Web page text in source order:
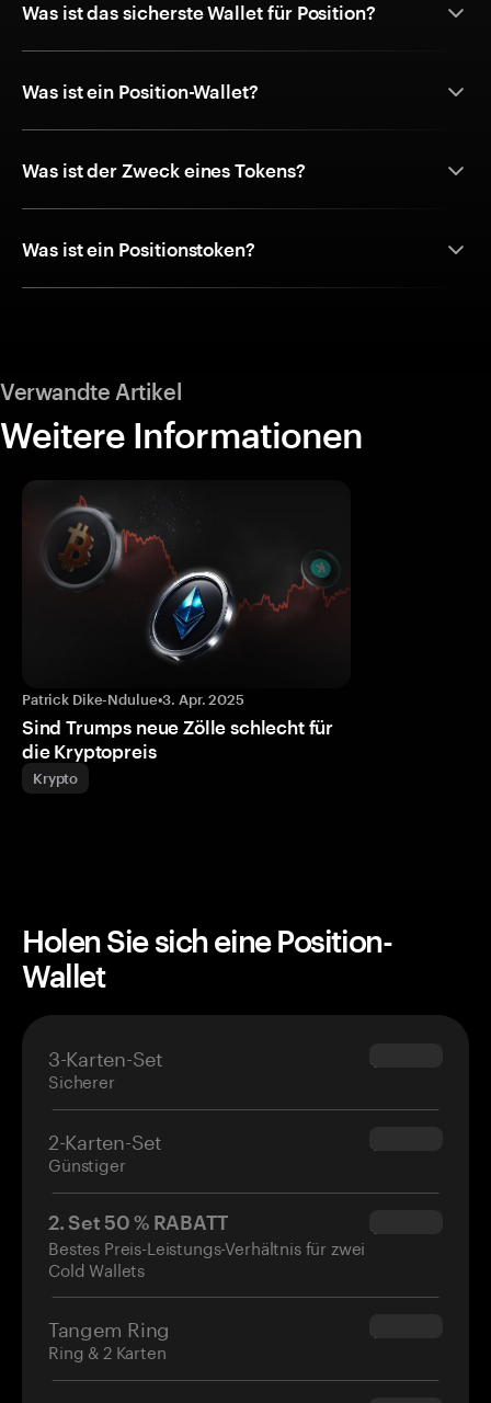
Was ist das sicherste Wallet für Position?
Was ist ein Position-Wallet?
Was ist der Zweck eines Tokens?
Was ist ein Positionstoken?
Verwandte Artikel
Weitere Informationen
Patrick Dike-Ndulue•3. Apr. 2025
Sind Trumps neue Zölle schlecht für
die Kryptopreis
Krypto
Holen Sie sich eine Position-
Wallet
3-Karten-Set
Sicherer
$69.90
2-Karten-Set
Günstiger
$54.90
2. Set 50 % RABATT
Bestes Preis-Leistungs-Verhältnis für zwei
Cold Wallets
$34.95
Tangem Ring
Ring & 2 Karten
$160.00